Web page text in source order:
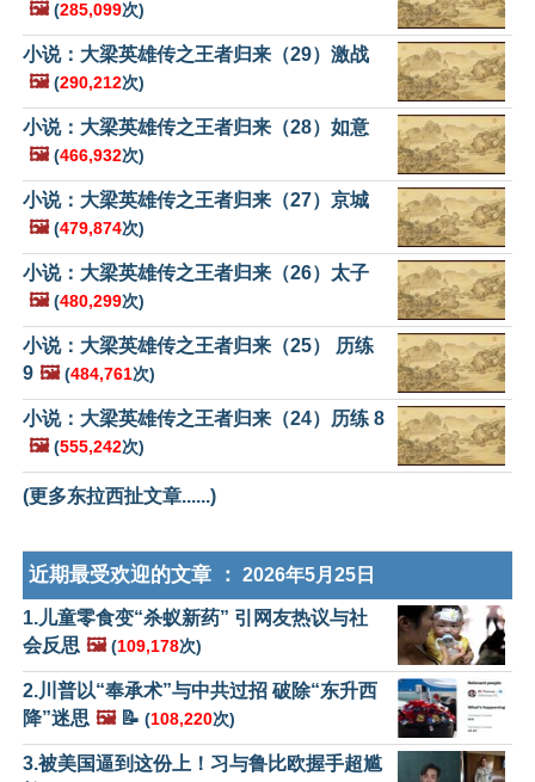
🖼️ (285,099次)
小说：大梁英雄传之王者归来（29）激战
🖼️ (290,212次)
小说：大梁英雄传之王者归来（28）如意
🖼️ (466,932次)
小说：大梁英雄传之王者归来（27）京城
🖼️ (479,874次)
小说：大梁英雄传之王者归来（26）太子
🖼️ (480,299次)
小说：大梁英雄传之王者归来（25） 历练
9 🖼️ (484,761次)
小说：大梁英雄传之王者归来（24）历练 8
🖼️ (555,242次)
(更多东拉西扯文章......)
近期最受欢迎的文章 ： 2026年5月25日
1.儿童零食变“杀蚁新药” 引网友热议与社
会反思 🖼️ (109,178次)
2.川普以“奉承术”与中共过招 破除“东升西
降”迷思 🖼️📝 (108,220次)
3.被美国逼到这份上！习与鲁比欧握手超尴